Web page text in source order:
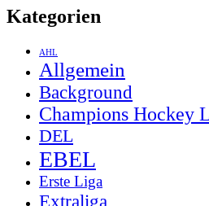
Kategorien
AHL
Allgemein
Background
Champions Hockey
DEL
EBEL
Erste Liga
Extraliga